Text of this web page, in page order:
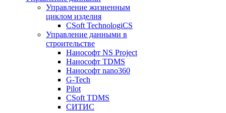
Управление жизненным
циклом изделия
CSoft TechnologiCS
Управление данными в
строительстве
Нанософт NS Project
Нанософт TDMS
Нанософт nano360
G-Tech
Pilot
CSoft TDMS
СИТИС